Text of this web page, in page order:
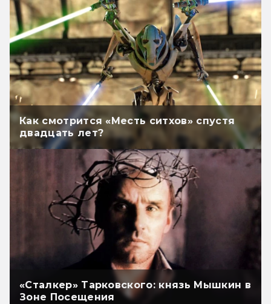
Как смотрится «Месть ситхов» спустя
двадцать лет?
«Сталкер» Тарковского: князь Мышкин в
Зоне Посещения